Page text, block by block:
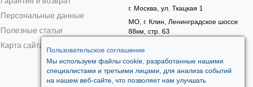
Пользовательское соглашение
Мы используем файлы cookie, разработанные нашими
специалистами и третьими лицами, для анализа событий
на нашем веб-сайте, что позволяет нам улучшать
Персональные данные
Полезные статьи
Карта сайта
г. Москва, ул. Ткацкая 1
МО, г. Клин, Ленинградское шоссе
88км, стр. 63
Сб 10:00 - 14:00
Вс - выходной